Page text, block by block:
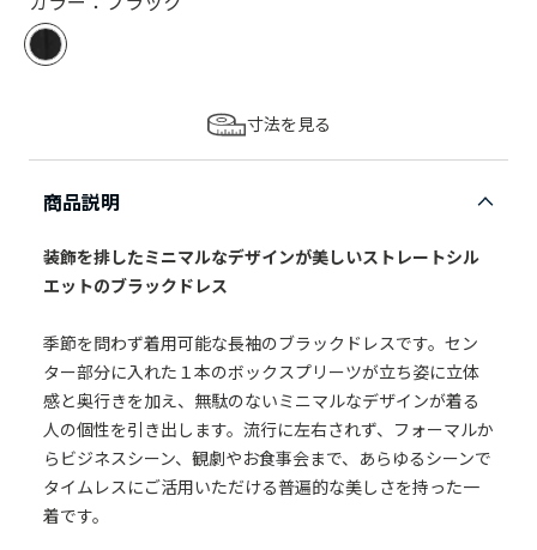
寸法を見る
商品説明
装飾を排したミニマルなデザインが美しいストレートシル
エットのブラックドレス
季節を問わず着用可能な長袖のブラックドレスです。セン
ター部分に入れた１本のボックスプリーツが立ち姿に立体
感と奥行きを加え、無駄のないミニマルなデザインが着る
人の個性を引き出します。流行に左右されず、フォーマルか
らビジネスシーン、観劇やお食事会まで、あらゆるシーンで
タイムレスにご活用いただける普遍的な美しさを持った一
着です。